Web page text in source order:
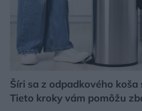
Šíri sa z odpadkového koša
Tieto kroky vám pomôžu